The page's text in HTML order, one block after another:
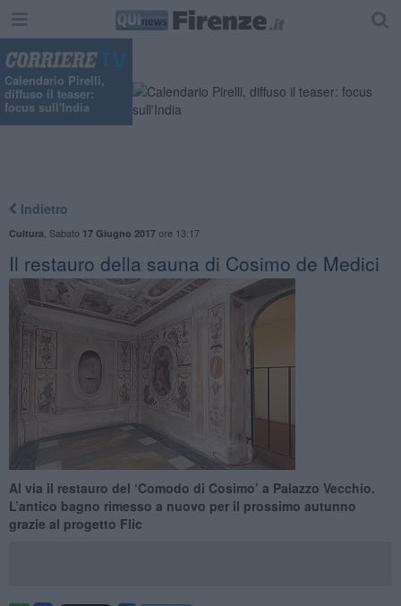
Calendario Pirelli,
diffuso il teaser:
focus sull'India
Indietro
Cultura Sabato 17 Giugno 2017ore 13:17
Il restauro della sauna di Cosimo de Medici
​Al via il restauro del ‘Comodo di Cosimo’ a Palazzo Vecchio.
L’antico bagno rimesso a nuovo per il prossimo autunno
grazie al progetto Flic